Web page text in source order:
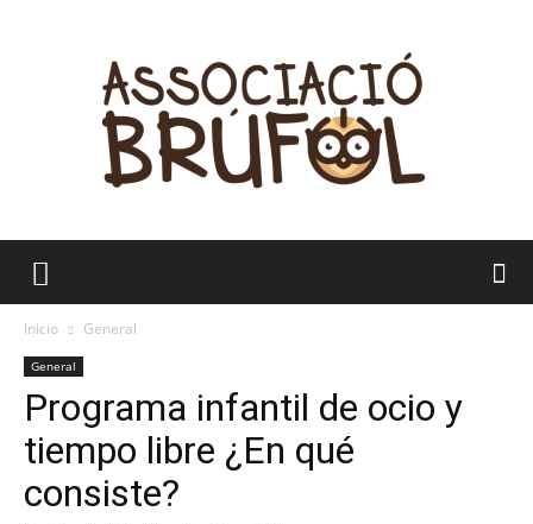
Brúfol
Inicio General
General
Programa infantil de ocio y
tiempo libre ¿En qué
consiste?